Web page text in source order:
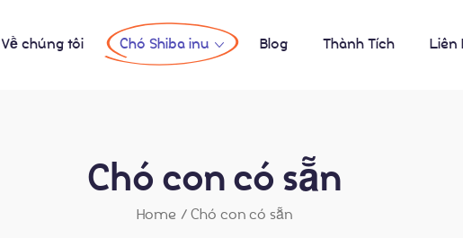
Về chúng tôi Chó Shiba inu Blog Thành Tích Liên
Chó con có sẵn
Home / Chó con có sẵn